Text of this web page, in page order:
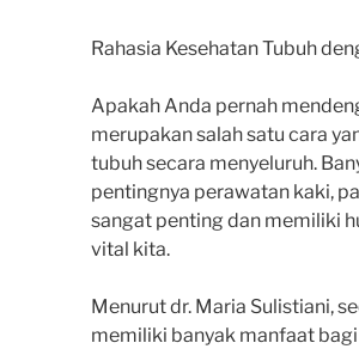
Rahasia Kesehatan Tubuh
Apakah Anda pernah
merupakan salah satu cara
tubuh secara menyeluruh.
pentingnya perawatan kaki,
sangat penting dan memiliki
vital kita.
Menurut dr. Maria Sulistiani,
memiliki banyak manfaat